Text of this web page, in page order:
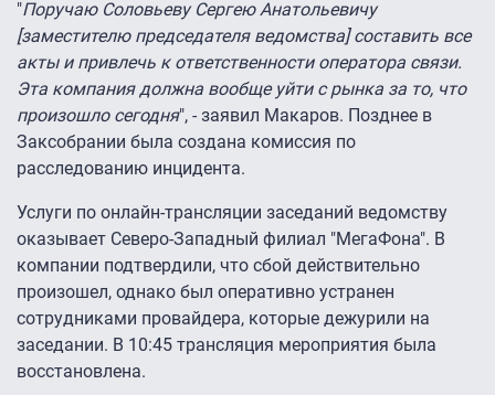
"Поручаю Соловьеву Сергею Анатольевичу
[заместителю председателя ведомства] составить все
акты и привлечь к ответственности оператора связи.
Эта компания должна вообще уйти с рынка за то, что
произошло сегодня", - заявил Макаров. Позднее в
Заксобрании была создана комиссия по
расследованию инцидента.
Услуги по онлайн-трансляции заседаний ведомству
оказывает Северо-Западный филиал "МегаФона". В
компании подтвердили, что сбой действительно
произошел, однако был оперативно устранен
сотрудниками провайдера, которые дежурили на
заседании. В 10:45 трансляция мероприятия была
восстановлена.